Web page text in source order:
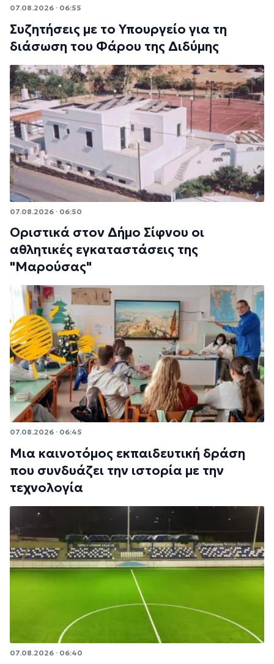
07.08.2026 · 06:55
Συζητήσεις με το Υπουργείο για τη
διάσωση του Φάρου της Διδύμης
07.08.2026 · 06:50
Οριστικά στον Δήμο Σίφνου οι
αθλητικές εγκαταστάσεις της
"Μαρούσας"
07.08.2026 · 06:45
Μια καινοτόμος εκπαιδευτική δράση
που συνδυάζει την ιστορία με την
τεχνολογία
07.08.2026 · 06:40